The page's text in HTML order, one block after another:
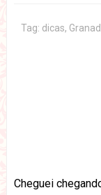
Tag: dicas,
Cheguei